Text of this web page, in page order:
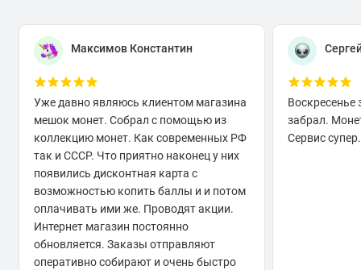
Максимов Константин
Уже давно являюсь клиентом магазина
мешок монет. Собрал с помощью из
коллекцию монет. Как современных РФ
так и СССР. Что приятно наконец у них
появились дисконтная карта с
возможностью копить баллы и и потом
оплачивать ими же. Проводят акции.
Интернет магазин постоянно
обновляется. Заказы отправляют
оперативно собирают и очень быстро
Воскресенье
забрал.
Сервис